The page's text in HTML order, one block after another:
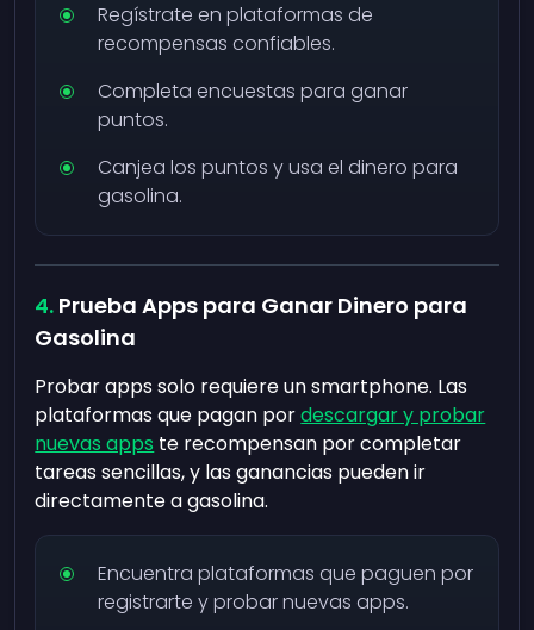
Regístrate en plataformas de
recompensas confiables.
Completa encuestas para ganar
puntos.
Canjea los puntos y usa el dinero para
gasolina.
Prueba Apps para Ganar Dinero para
Gasolina
Probar apps solo requiere un smartphone. Las
plataformas que pagan pordescargar y probar
nuevas apps te recompensan por completar
tareas sencillas, y las ganancias pueden ir
directamente a gasolina.
Encuentra plataformas que paguen por
registrarte y probar nuevas apps.